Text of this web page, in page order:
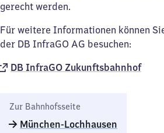
gerecht werden.
Für weitere Informationen können
der DB InfraGO AG besuchen:
DB InfraGO Zukunftsbahnhof​
Zur Bahnhofsseite
München-Lochhausen